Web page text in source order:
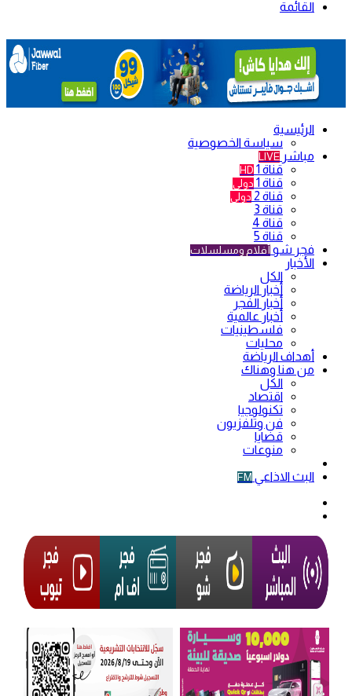
القائمة
الرئيسية
سياسة الخصوصية
مباشر LIVE
قناة 1 HD
قناة 1 دولي
قناة 2 دولي
قناة 3
قناة 4
قناة 5
فجر شو أفلام ومسلسلات
الأخبار
الكل
أخبار الرياضة
أخبار الفجر
أخبار عالمية
فلسطينيات
محليات
أهداف الرياضة
من هنا وهناك
الكل
اقتصاد
تكنولوجيا
فن وتلفزيون
قضايا
منوعات
البث الاذاعي FM